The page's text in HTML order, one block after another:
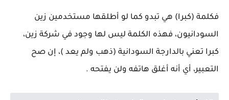
فكلمة (كبرا) هي تبدو كما لو أطلقها مستخدمين زين
السودانيون، فهذه الكلمة ليس لها وجود في شركة زين،
كبرا تعني بالدارجة السودانية (ذهب ولم يعد )، إن صح
التعبير، أي أنه أغلق هاتفه ولن يفتحه .